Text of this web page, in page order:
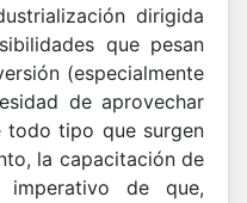
dirigida
que pesan
(especialmente
de aprovechar
todo tipo que surgen
la capacitación de
de que,